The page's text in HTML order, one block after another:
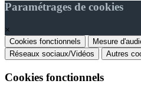
Paramétrages de cookies
×
Cookies fonctionnels Mesure
Réseaux sociaux/Vidéos
Autres
Cookies fonctionnels